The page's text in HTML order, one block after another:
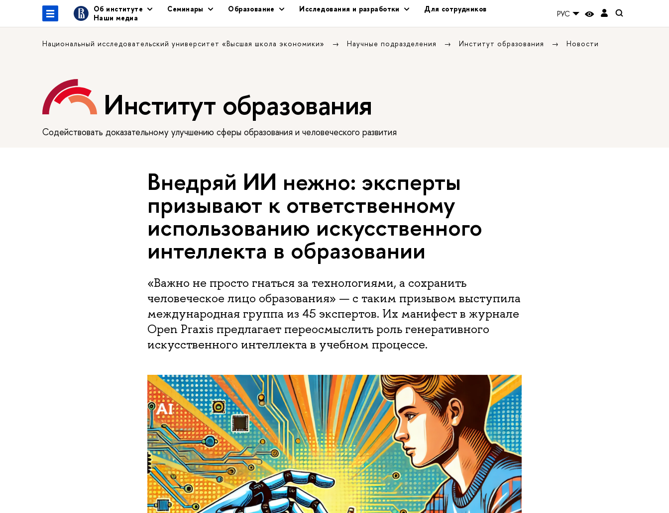
Об институте Семинары Образование Исследования и разработки
Для сотрудников
Наши медиа
РУС
Национальный исследовательский университет «Высшая школа экономики» Научные подразделения Институт образования Новости
Институт образования
Содействовать доказательному улучшению сферы образования и человеческого развития
Внедряй ИИ нежно: эксперты
призывают к ответственному
использованию искусственного
интеллекта в образовании
«Важно не просто гнаться за технологиями, а сохранить
человеческое лицо образования» — с таким призывом выступила
международная группа из 45 экспертов. Их манифест в журнале
Open Praxis предлагает переосмыслить роль генеративного
искусственного интеллекта в учебном процессе.